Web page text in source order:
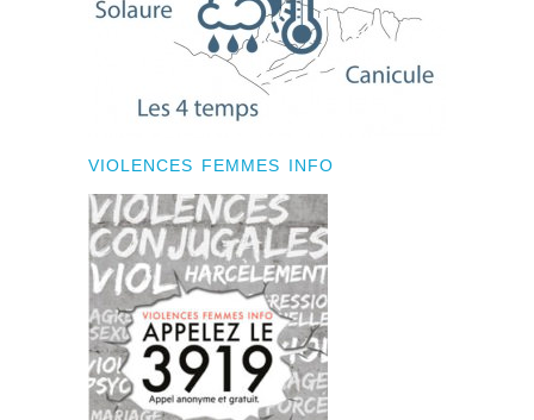
VIOLENCES FEMMES INFO